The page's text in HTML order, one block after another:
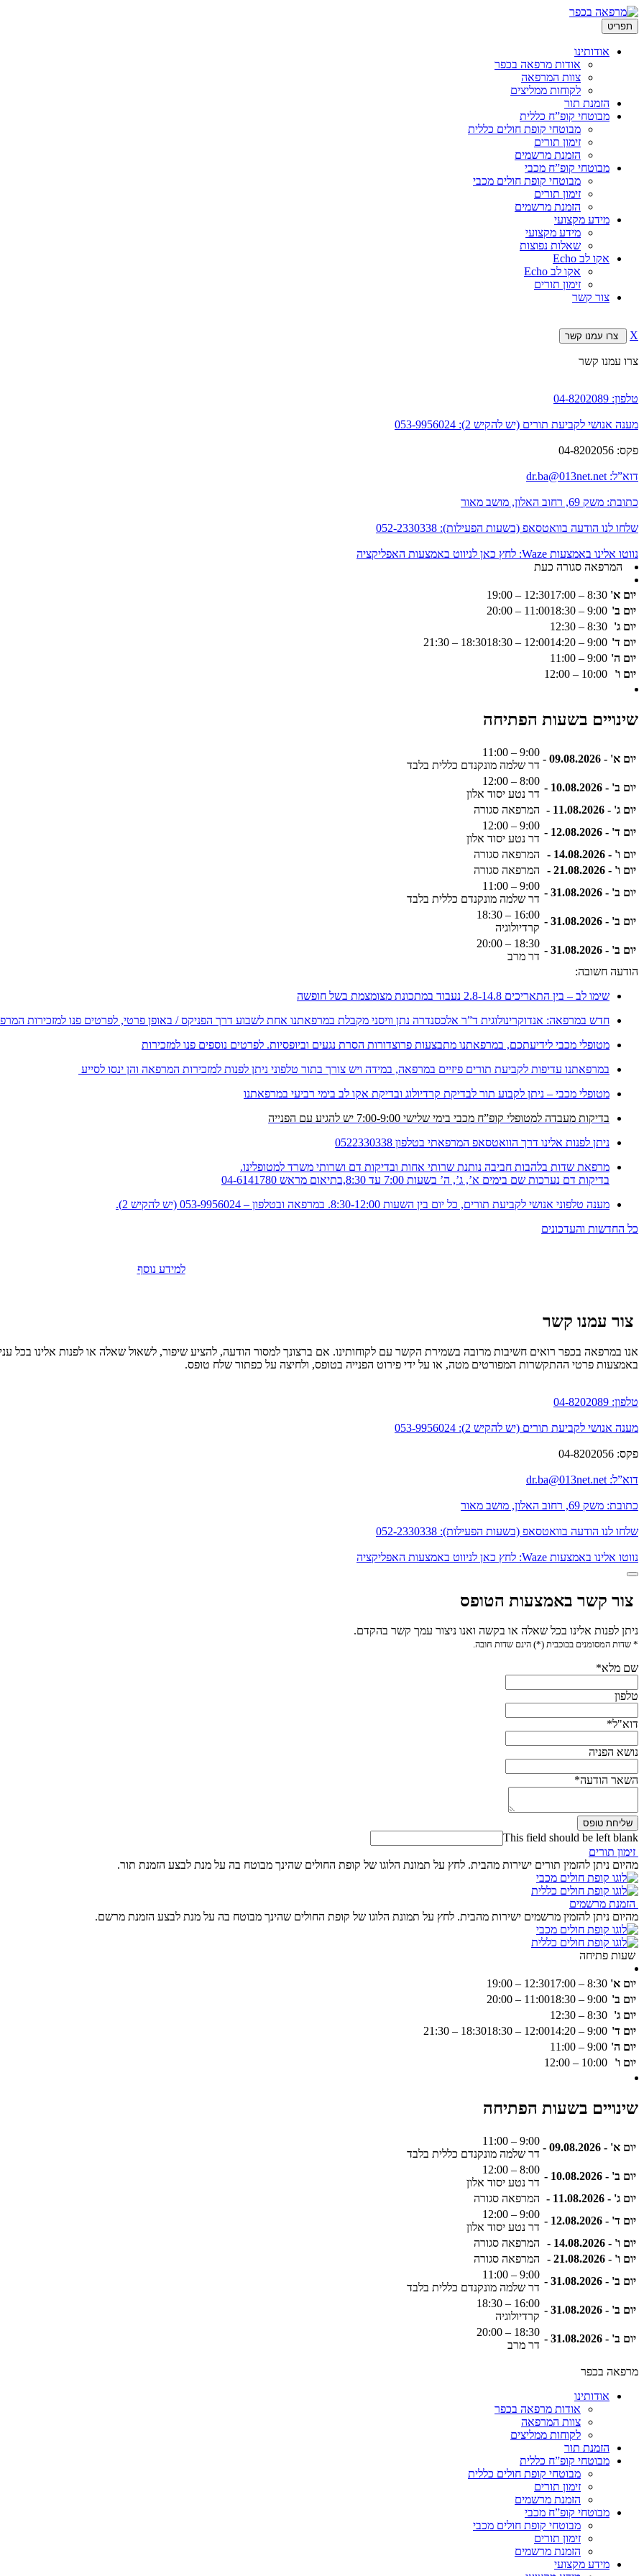
תפריט לדלג
לתוכן
אודותינו
אודות מרפאה בכפר
צוות המרפאה
לקוחות ממליצים
הזמנת תור
מבוטחי קופ”ח כללית
מבוטחי קופת חולים כללית
זימון תורים
הזמנת מרשמים
מבוטחי קופ”ח מכבי
מבוטחי קופת חולים מכבי
זימון תורים
הזמנת מרשמים
מידע מקצועי
מידע מקצועי
שאלות נפוצות
אקו לב Echo
אקו לב Echo
זימון תורים
צור קשר
X צרו עמנו קשר
צרו עמנו קשר
טלפון: 04-8202089
מענה אנושי לקביעת תורים (יש להקיש 2): 053-9956024
פקס: 04-8202056
דוא”ל: dr.ba@013net.net
כתובת: משק 69, רחוב האלון, מושב מאור
שלחו לנו הודעה בוואטסאפ (בשעות הפעילות): 052-2330338
נווטו אלינו באמצעות Waze:
לחץ כאן לניווט באמצעות האפליקציה
המרפאה סגורה כעת
יום א' 8:30 – 12:30
17:00 – 19:00
יום ב' 9:00 – 11:00
18:30 – 20:00
יום ג' 8:30 – 12:30
יום ד' 9:00 – 12:00
14:20 – 18:30
18:30 – 21:30
יום ה' 9:00 – 11:00
יום ו'
10:00 – 12:00
שינויים בשעות הפתיחה
יום א' - 09.08.2026 -
9:00 – 11:00
דר שלמה מונקנדם כללית בלבד
יום ב' - 10.08.2026 -
8:00 – 12:00
דר נטע יסוד אלון
יום ג' - 11.08.2026 -
המרפאה סגורה
יום ד' - 12.08.2026 -
9:00 – 12:00
דר נטע יסוד אלון
יום ו' - 14.08.2026 -
המרפאה סגורה
יום ו' - 21.08.2026 -
המרפאה סגורה
יום ב' - 31.08.2026 -
9:00 – 11:00
דר שלמה מונקנדם כללית בלבד
יום ב' - 31.08.2026 -
16:00 – 18:30
קרדיולוגיה
יום ב' - 31.08.2026 -
18:30 – 20:00
דר מרב
הודעה חשובה:
שימו לב – בין התאריכים 2.8-14.8 נעבוד במתכונת מצומצמת בשל חופשה
חדש במרפאה: אנדוקרינולוגית ד”ר אלכסנדרה נתן וויסני מקבלת במרפאתנו אחת לשבוע דרך הפניקס / באופן פרטי, לפרטים פנו למזכירות
מטופלי מכבי לידיעתכם, במרפאתנו מתבצעות פרוצדורות הסרת נגעים וביופסיות. לפרטים נוספים פנו למזכירות
במרפאתנו עדיפות לקביעת תורים פיזיים במרפאה, במידה ויש צורך בתור טלפוני ניתן לפנות למזכירות המרפאה והן ינסו לסייע
מטופלי מכבי – ניתן לקבוע תור לבדיקת קרדיולוג ובדיקת אקו לב בימי רביעי במרפאתנו
בדיקות מעבדה למטופלי קופ”ח מכבי בימי שלישי 7:00-9:00 יש להגיע עם הפנייה
ניתן לפנות אלינו דרך הוואטסאפ המרפאתי בטלפון 0522330338
מרפאת שדות בלהבות חביבה נותנת שרותי אחות ובדיקות דם ושרותי משרד למטופלינו.
בדיקות דם נערכות שם בימים א’, ג’, ה’ בשעות 7:00 עד 8:30,בתיאום מראש 04-6141780
מענה טלפוני אנושי לקביעת תורים, כל יום בין השעות 8:30-12:00. במרפאה ובטלפון – 053-9956024 (יש להקיש 2).
כל החדשות והעדכונים
למידע נוסף
צור עמנו קשר
אנו במרפאה בכפר רואים חשיבות מרובה בשמירת הקשר עם לקוחותינו. אם ברצונך למסור הודעה, להציע שיפור, לשאול שאלה או לפנות אלינו בכל
באמצעות פרטי ההתקשרות המפורטים מטה, או על ידי פירוט הפנייה בטופס, ולחיצה על כפתור שלח טופס.
טלפון: 04-8202089
מענה אנושי לקביעת תורים (יש להקיש 2): 053-9956024
פקס: 04-8202056
דוא”ל: dr.ba@013net.net
כתובת: משק 69, רחוב האלון, מושב מאור
שלחו לנו הודעה בוואטסאפ (בשעות הפעילות): 052-2330338
נווטו אלינו באמצעות Waze: לחץ כאן לניווט באמצעות האפליקציה
צור קשר באמצעות הטופס
ניתן לפנות אלינו בכל שאלה או בקשה ואנו ניצור עמך קשר בהקדם.
* שדות המסומנים בכוכבית (*) הינם שדות חובה.
שם מלא*
טלפון
דוא"ל*
נושא הפניה
השאר הודעה*
שליחת טופס
This field should be left blank
זימון תורים
מהיום ניתן להזמין תורים ישירות מהבית. לחץ על תמונת הלוגו של קופת החולים שהינך מבוטח בה על מנת לבצע הזמנת תור.
הזמנת מרשמים
מהיום ניתן להזמין מרשמים ישירות מהבית. לחץ על תמונת הלוגו של קופת החולים שהינך מבוטח בה על מנת לבצע הזמנת מרשם.
שעות פתיחה
יום א' 8:30 – 12:30
17:00 – 19:00
יום ב' 9:00 – 11:00
18:30 – 20:00
יום ג' 8:30 – 12:30
יום ד' 9:00 – 12:00
14:20 – 18:30
18:30 – 21:30
יום ה' 9:00 – 11:00
יום ו'
10:00 – 12:00
שינויים בשעות הפתיחה
יום א' - 09.08.2026 -
9:00 – 11:00
דר שלמה מונקנדם כללית בלבד
יום ב' - 10.08.2026 -
8:00 – 12:00
דר נטע יסוד אלון
יום ג' - 11.08.2026 -
המרפאה סגורה
יום ד' - 12.08.2026 -
9:00 – 12:00
דר נטע יסוד אלון
יום ו' - 14.08.2026 -
המרפאה סגורה
יום ו' - 21.08.2026 -
המרפאה סגורה
יום ב' - 31.08.2026 -
9:00 – 11:00
דר שלמה מונקנדם כללית בלבד
יום ב' - 31.08.2026 -
16:00 – 18:30
קרדיולוגיה
יום ב' - 31.08.2026 -
18:30 – 20:00
דר מרב
מרפאה בכפר
אודותינו
אודות מרפאה בכפר
צוות המרפאה
לקוחות ממליצים
הזמנת תור
מבוטחי קופ”ח כללית
מבוטחי קופת חולים כללית
זימון תורים
הזמנת מרשמים
מבוטחי קופ”ח מכבי
מבוטחי קופת חולים מכבי
זימון תורים
הזמנת מרשמים
מידע מקצועי